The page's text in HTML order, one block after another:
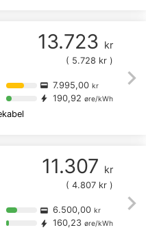
chevron_right
13.723 kr
( 5.728 kr )
credit_card 7.995,00 kr
bolt 190,92 øre/kWh
chevron_right
11.307 kr
( 4.807 kr )
credit_card 6.500,00 kr
bolt 160,23 øre/kWh